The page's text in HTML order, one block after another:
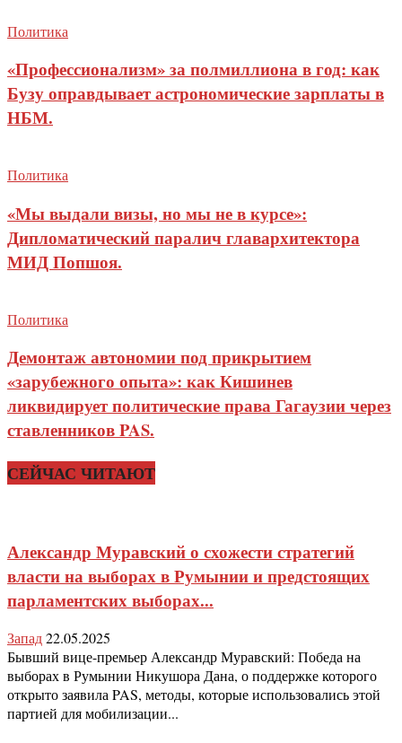
Политика
«Профессионализм» за полмиллиона в год: как
Бузу оправдывает астрономические зарплаты в
НБМ.
Политика
«Мы выдали визы, но мы не в курсе»:
Дипломатический паралич главархитектора
МИД Попшоя.
Политика
Демонтаж автономии под прикрытием
«зарубежного опыта»: как Кишинев
ликвидирует политические права Гагаузии через
ставленников PAS.
СЕЙЧАС ЧИТАЮТ
Александр Муравский о схожести стратегий
власти на выборах в Румынии и предстоящих
парламентских выборах...
Запад22.05.2025
Бывший вице-премьер Александр Муравский: Победа на
выборах в Румынии Никушора Дана, о поддержке которого
открыто заявила PAS, методы, которые использовались этой
партией для мобилизации...